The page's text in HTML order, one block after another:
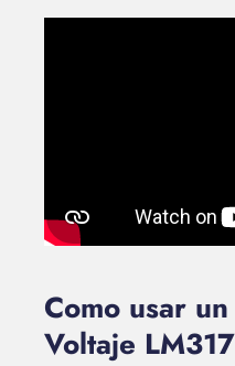
Como usar
Voltaje